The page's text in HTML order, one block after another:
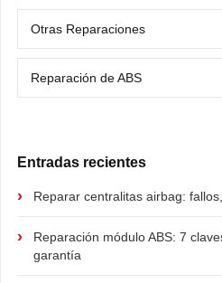
Otras Reparaciones
Reparación de ABS
Entradas recientes
Reparar centralitas airbag:
Reparación módulo ABS: 7
garantía